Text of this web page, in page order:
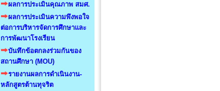
ผลการประเมินคุณภาพ สมศ.
ผลการประเมินความพึงพอใจ
ต่อการบริหารจัดการศึกษาและ
การพัฒนาโรงเรียน
บันทึกข้อตกลงร่วมกันของ
สถานศึกษา (MOU)
รายงานผลการดำเนินงาน-
หลักสูตรต้านทุจริต